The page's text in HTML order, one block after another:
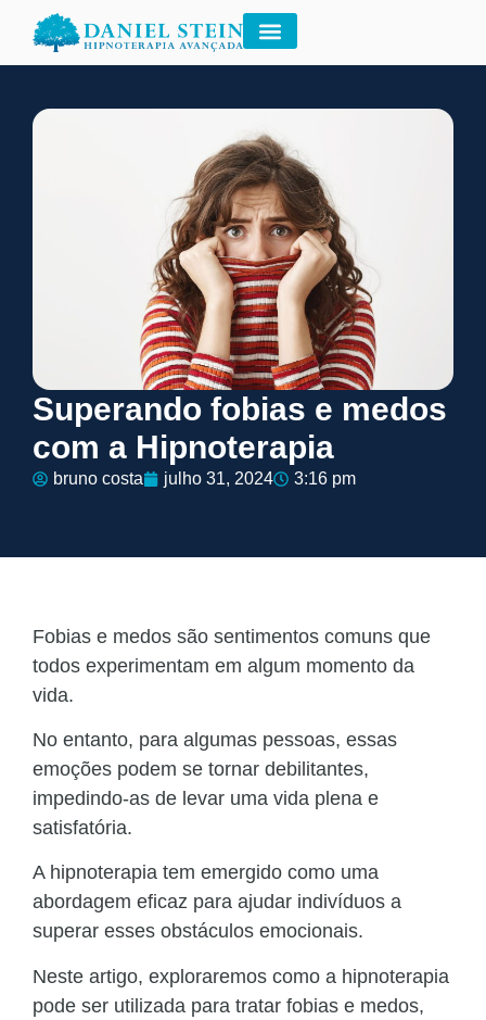
Superando fobias e medos
com a Hipnoterapia
bruno costa julho 31, 2024 3:16 pm
Fobias e medos são sentimentos comuns que
todos experimentam em algum momento da
vida.
No entanto, para algumas pessoas, essas
emoções podem se tornar debilitantes,
impedindo-as de levar uma vida plena e
satisfatória.
A hipnoterapia tem emergido como uma
abordagem eficaz para ajudar indivíduos a
superar esses obstáculos emocionais.
Neste artigo, exploraremos como a hipnoterapia
pode ser utilizada para tratar fobias e medos,